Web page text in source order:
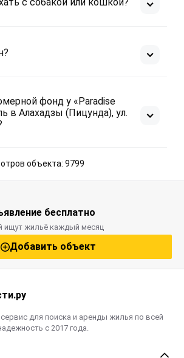
фонд у «Paradise
в Алахадзы (Пицунда), ул.
объекта: 9799
бесплатно
ищут жильё каждый месяц
Добавить объект
для поиска и аренды жилья по всей
с 2017 года.